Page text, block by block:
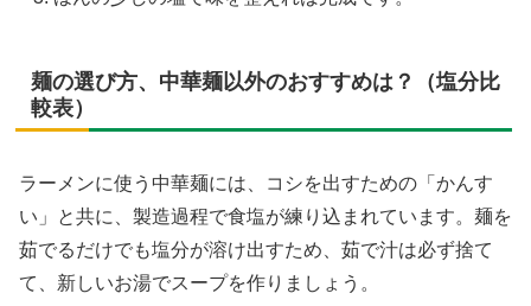
麺の選び方、中華麺以外のおすすめは？（塩分比
較表）
ラーメンに使う中華麺には、コシを出すための「かんす
い」と共に、製造過程で食塩が練り込まれています。麺を
茹でるだけでも塩分が溶け出すため、茹で汁は必ず捨て
て、新しいお湯でスープを作りましょう。